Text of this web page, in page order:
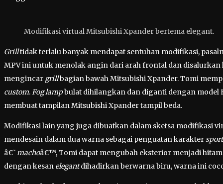
Modifikasi virtual Mitsubishi Xpander bertema elegant.
Grilltidak terlalu banyak mendapat sentuhan modifikasi,
MPV ini untuk menolak angin dari arah frontal dan disalurkan
mengincar grillbagian bawah Mitsubishi Xpander. Tomi
custom.Fog lampbulat dihilangkan dan diganti dengan model
membuat tampilan Mitsubishi Xpander tampil beda.
Modifikasi lain yang juga dibuatkan dalam sketsa modifikasi
mendesain dalam dua warna sebagai penguatan karakter
â€˜machoâ€™, Tomi dapat mengubah eksterior menjadi
dengan kesan elegantdihadirkan berwarna biru, warna ini